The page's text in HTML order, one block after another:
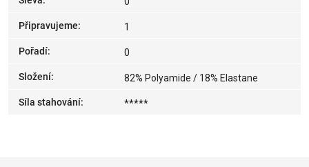
Připravujeme: 1
Pořadí: 0
Složení: 82% Polyamide / 18% Elastane
Síla stahování: *****